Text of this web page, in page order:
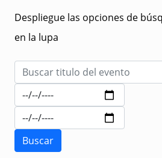
Despliegue las opciones de
en la lupa